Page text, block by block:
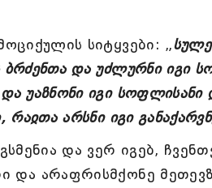
სიტყვები: „
და უძლურნი იგი
უაზნონი იგი სოფლისანი
არსნი იგი
და ვერ იგებ,
და არაფრისმქონე